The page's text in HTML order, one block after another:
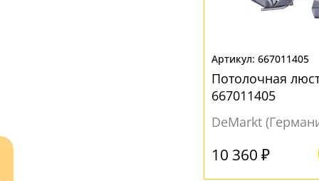
667011405
Потолочная
667011405
DeMarkt
10 360 ₽